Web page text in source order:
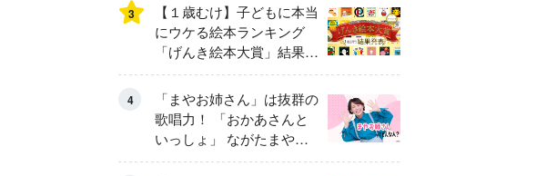
3
【１歳むけ】子どもに本当
にウケる絵本ランキング
「げんき絵本大賞」結果発
表
4
「まやお姉さん」は抜群の
歌唱力！ 「おかあさんと
いっしょ」 ながたまやさ
んってどんな人？